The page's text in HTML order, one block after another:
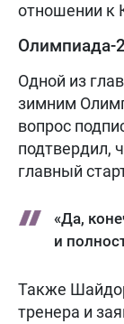
отношении к
Олимпиада-
Одной из
зимним
вопрос
подтвердил,
главный
«Да,
и
Также
тренера и